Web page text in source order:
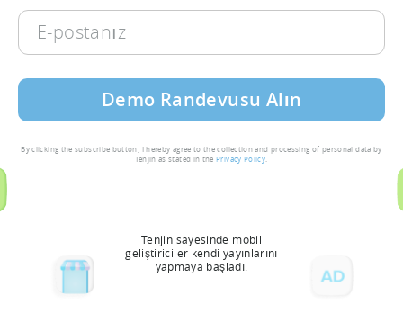
E-
postanız
By clicking the subscribe button, I hereby agree to the collection and processing of personal data by
Tenjin as stated in thePrivacy Policy
Tenjin sayesinde mobil
geliştiriciler kendi yayınlarını
yapmaya başladı.